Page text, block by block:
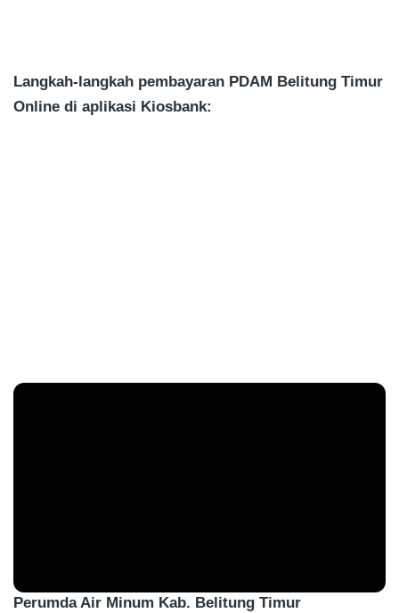
Langkah-langkah pembayaran PDAM Belitung Timur
Online di aplikasi Kiosbank:
Perumda Air Minum Kab. Belitung Timur